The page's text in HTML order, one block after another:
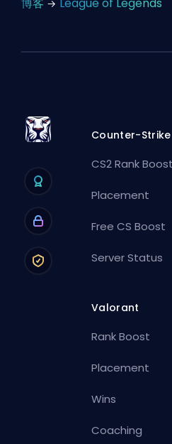
Counter-Strike
CS2 Rank Boost
Placement
Free CS Boost
Server Status
Valorant
Rank Boost
Placement
Wins
Coaching